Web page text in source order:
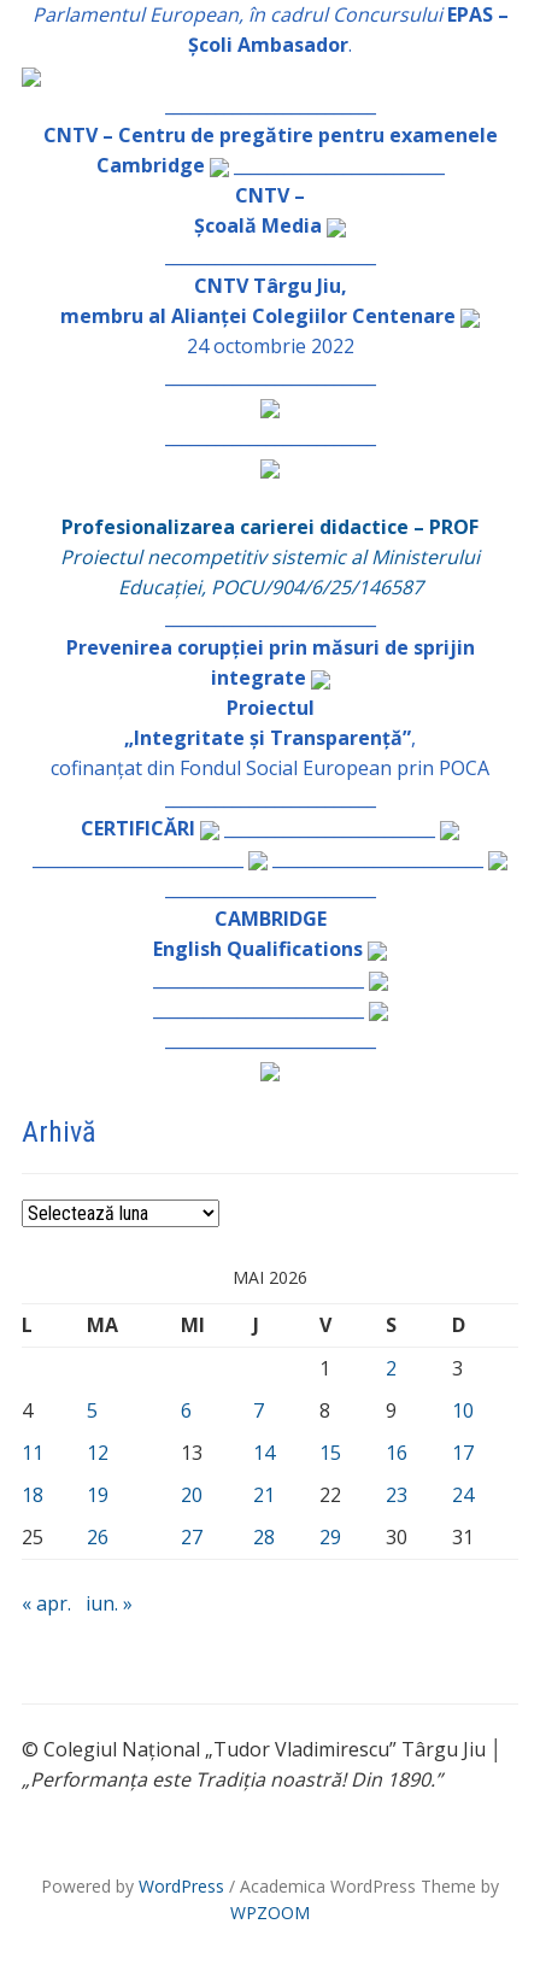
Parlamentul European, în cadrul Concursului EPAS –
Școli Ambasador.
CNTV – Centru de pregătire pentru examenele
Cambridge
_________________________
CNTV –
Școală Media
CNTV Târgu Jiu,
membru al Alianței Colegiilor Centenare
24 octombrie 2022
Profesionalizarea carierei didactice – PROF
Proiectul necompetitiv sistemic al Ministerului
Educației, POCU/904/6/25/146587
Prevenirea corupției prin măsuri de sprijin
integrate
Proiectul
„Integritate și Transparență”,
cofinanțat din Fondul Social European prin POCA
CERTIFICĂRI
CAMBRIDGE
English Qualifications
Arhivă
Arhivă
MAI 2026
L MA MI J V S
D
1
2
3
4
5 6 7 8 9
10
11
12 13 14 15 16
17
18
19 20 21 22 23
24
25
26 27 28 29 30 31
« apr. iun. »
© Colegiul Național „Tudor Vladimirescu” Târgu Jiu │
„Performanța este Tradiția noastră! Din 1890.”
Powered by WordPress / Academica WordPress Theme by
WPZOOM